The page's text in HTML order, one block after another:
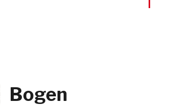
Bogen